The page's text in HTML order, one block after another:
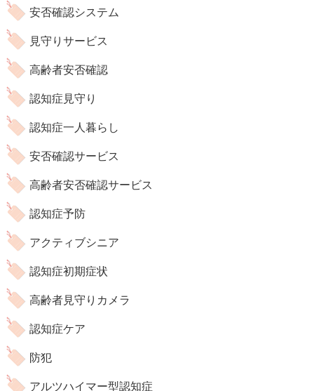
安否確認システム
見守りサービス
高齢者安否確認
認知症見守り
認知症一人暮らし
安否確認サービス
高齢者安否確認サービス
認知症予防
アクティブシニア
認知症初期症状
高齢者見守りカメラ
認知症ケア
防犯
アルツハイマー型認知症